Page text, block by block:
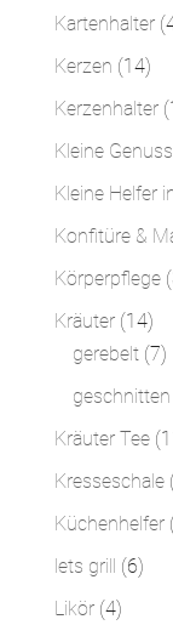
Kartenhalter
Kerzen 1414
Kerzenhalter
Kleine
Kleine Helfer
Konfitüre &
Körperpflege
Kräuter 1414
gerebelt 77
geschnitten
Kräuter Tee
Kresseschale
Küchenhelfer
lets grill 66
Likör 44